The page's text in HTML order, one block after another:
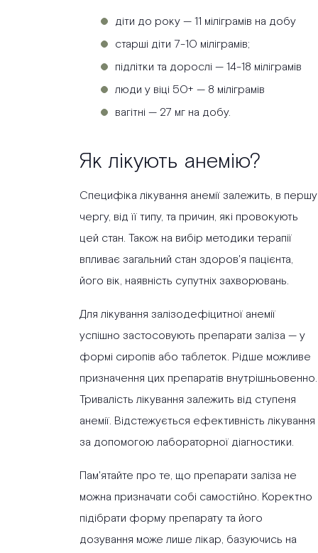
діти до року — 11 міліграмів на добу
старші діти 7-10 міліграмів;
підлітки та дорослі — 14-18 міліграмів
люди у віці 50+ — 8 міліграмів
вагітні — 27 мг на добу.
Як лікують анемію?
Специфіка лікування анемії залежить, в першу
чергу, від її типу, та причин, які провокують
цей стан. Також на вибір методики терапії
впливає загальний стан здоров'я пацієнта,
його вік, наявність супутніх захворювань.
Для лікування залізодефіцитної анемії
успішно застосовують препарати заліза — у
формі сиропів або таблеток. Рідше можливе
призначення цих препаратів внутрішньовенно.
Тривалість лікування залежить від ступеня
анемії. Відстежується ефективність лікування
за допомогою лабораторної діагностики.
Пам'ятайте про те, що препарати заліза не
можна призначати собі самостійно. Коректно
підібрати форму препарату та його
дозування може лише лікар, базуючись на